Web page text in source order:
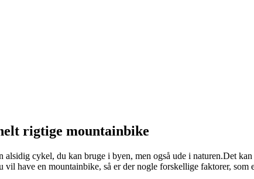
rigtige mountainbike
cykel, du kan bruge i byen, men også ude i naturen.Det
have en mountainbike, så er der nogle forskellige faktorer,